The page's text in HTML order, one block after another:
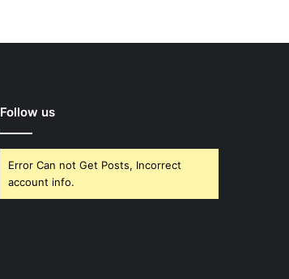
Follow us
Error Can not Get Posts, Incorrect
account info.